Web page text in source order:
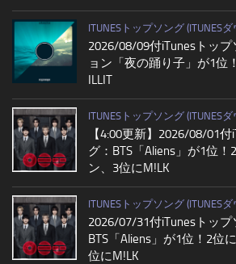
ITUNESトップソング (ITUNES
2026/08/09付iTunesトッ
ョン「夜の踊り子」が1位
ILLIT
ITUNESトップソング (ITUNES
【4:00更新】2026/08/01
グ：BTS「Aliens」が1位
ン、3位にM!LK
ITUNESトップソング (ITUNES
2026/07/31付iTunesトップ
BTS「Aliens」が1位！2位
位にM!LK